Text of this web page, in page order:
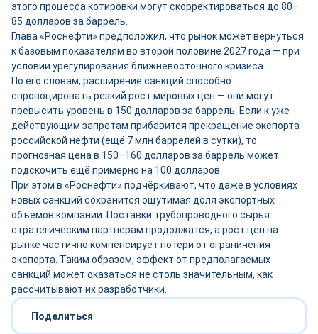
этого процесса котировки могут скорректироваться до 80–
85 долларов за баррель.
Глава «Роснефти» предположил, что рынок может вернуться
к базовым показателям во второй половине 2027 года — при
условии урегулирования ближневосточного кризиса.
По его словам, расширение санкций способно
спровоцировать резкий рост мировых цен — они могут
превысить уровень в 150 долларов за баррель. Если к уже
действующим запретам прибавится прекращение экспорта
российской нефти (ещё 7 млн баррелей в сутки), то
прогнозная цена в 150–160 долларов за баррель может
подскочить ещё примерно на 100 долларов.
При этом в «Роснефти» подчёркивают, что даже в условиях
новых санкций сохранится ощутимая доля экспортных
объёмов компании. Поставки трубопроводного сырья
стратегическим партнёрам продолжатся, а рост цен на
рынке частично компенсирует потери от ограничения
экспорта. Таким образом, эффект от предполагаемых
санкций может оказаться не столь значительным, как
рассчитывают их разработчики.
Поделиться